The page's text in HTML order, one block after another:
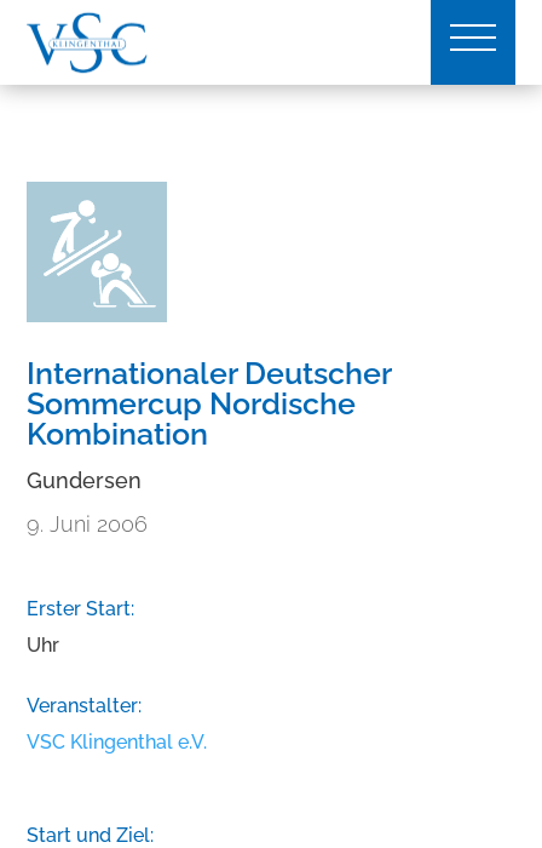
Internationaler Deutscher
Sommercup Nordische
Kombination
Gundersen
9. Juni 2006
Erster Start:
Uhr
Veranstalter:
VSC Klingenthal e.V.
Start und Ziel: